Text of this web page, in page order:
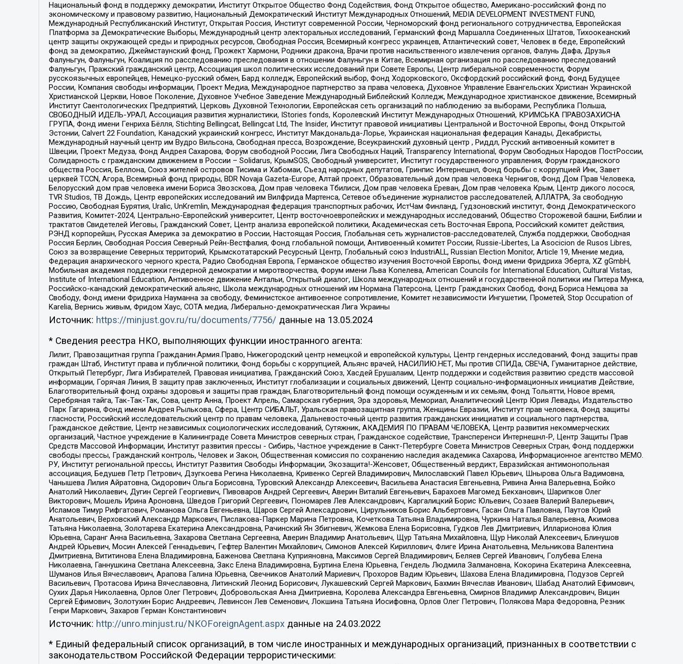
Национальный фонд в поддержку демократии, Институт Открытое Общество Фонд Содействия, Фонд Открытое общество, Американо-российский фонд по
экономическому и правовому развитию, Национальный Демократический Институт Международных Отношений, MEDIA DEVELOPMENT INVESTMENT FUND,
Международный Республиканский Институт, Открытая Россия, Институт современной России, Черноморский фонд регионального сотрудничества, Европейская
Платформа за Демократические Выборы, Международный центр электоральных исследований, Германский фонд Маршалла Соединенных Штатов, Тихоокеанский
центр защиты окружающей среды и природных ресурсов, Свободная Россия, Всемирный конгресс украинцев, Атлантический совет, Человек в беде, Европейский
фонд за демократию, Джеймстаунский фонд, Прожект Хармони, Родники дракона, Врачи против насильственного извлечения органов, Фалунь Дафа, Друзья
Фалуньгун, Фалуньгун, Коалиция по расследованию преследования в отношении Фалуньгун в Китае, Всемирная организация по расследованию преследований
Фалуньгун, Пражский гражданский центр, Ассоциация школ политических исследований при Совете Европы, Центр либеральной современности, Форум
русскоязычных европейцев, Немецко-русский обмен, Бард колледж, Европейский выбор, Фонд Ходорковского, Оксфордский российский фонд, Фонд Будущее
России, Компания свободы информации, Проект Медиа, Международное партнерство за права человека, Духовное Управление Евангельских Христиан Украинской
Христианской Церкви, Новое Поколение, Духовное Учебное Заведение Международный Библейский Колледж, Международное христианское движение, Всемирный
Институт Саентологических Предприятий, Церковь Духовной Технологии, Европейская сеть организаций по наблюдению за выборами, Республика Польша,
СВОБОДНЫЙ ИДЕЛЬ-УРАЛ, Ассоциация развития журналистики, IStories fonds, Королевский Институт Международных Отношений, КРИМСЬКА ПРАВОЗАХИСНА
ГРУПА, Фонд имени Генриха Бёлля, Stichting Bellingcat, Bellingcat Ltd, The Insider, Институт правовой инициативы Центральной и Восточной Европы, Фонд Открытой
Эстонии, Calvert 22 Foundation, Канадский украинский конгресс, Институт Макдональда-Лорье, Украинская национальная федерация Канады, Декабристы,
Международный научный центр им Вудро Вильсона, Свободная пресса, Возрождение, Всеукраинский духовный центр , Риддл, Русский антивоенный комитет в
Швеции, Проект Медуза, Фонд Андрея Сахарова, Форум свободной России, Лига Свободных Наций, Transparеncy International, Форум Свободных Народов ПостРоссии,
Солидарность с гражданским движением в России – Solidarus, КрымSOS, Свободный университет, Институт государственного управления, Форум гражданского
общества Россия, Беллона, Союз жителей островов Тисима и Хабомаи, Съезд народных депутатов, Гринпис Интернешнл, Фонд борьбы с коррупцией Инк, Завет
церквей TCCN, Агора, Всемирный фонд природы, BDR Novaja Gazeta-Europe, Алтай проект, Образовательный дом прав человека Чернигов, Фонд Дом Прав Человека,
Белорусский дом прав человека имени Бориса Звозскова, Дом прав человека Тбилиси, Дом прав человека Ереван, Дом прав человека Крым, Центр дикого лосося,
TVR Studios, ТВ Дождь, Центр европейских исследований им Вилфрида Мартенса, Сетевое объединение журналистов расследователей, АЛЛАТРА, За свободную
Россию, Свободная Бурятия, Uralic, UnKremlin, Международная федерация транспортных рабочих, ИстЧам Финланд, Гудзоновский институт, Фонд Демократического
Развития, Комитет-2024, Центрально-Европейский университет, Центр восточноевропейских и международных исследований, Общество Сторожевой башни, Библии и
трактатов Свидетелей Иеговы, Гражданский Совет, Центр анализа европейской политики, Академическая сеть Восточная Европа, Российский комитет действия,
РЭНД корпорейшн, Русская Америка за демократию в России, Настоящая Россия, Глобальная сеть журналистов-расследователей, Служба поддержки, Свободная
Россия Берлин, Свободная Россия Северный Рейн-Вестфалия, Фонд глобальной помощи, Антивоенный комитет России, Russie-Libertes, La Asocicion de Rusos Libres,
Союз за возвращение Северных территорий, Крымскотатарский Ресурсный Центр, Глобальный союз IndustriALL, Russian Election Monitor, Article 19, Мнение медиа,
Федерация анархического черного креста, Радио Свободная Европа, Германское общество изучения Восточной Европы, Фонд имени Фридриха Эберта, XZ gGmbH,
Мобильная академия поддержки гендерной демократии и миротворчества, Форум имени Льва Копелева, American Councils for International Education, Cultural Vistas,
Institute of International Education, Антивоенное движение Антальи, Открытый диалог, Школа международных отношений и государственной политики им Питера Мунка,
Российско-канадский демократический альянс, Школа международных отношений им Нормана Патерсона, Центр Гражданских Свобод, Фонд Бориса Немцова за
Свободу, Фонд имени Фридриха Науманна за свободу, Феминистское антивоенное сопротивление, Комитет независимости Ингушетии, Прометей, Stop Occupation of
Karelia, Вернись живым, Фридом Хаус, СОТА медиа, Либерально-демократическая Лига Украины
Источник: https://minjust.gov.ru/ru/documents/7756/ данные на 13.05.2024
* Сведения реестра НКО, выполняющих функции иностранного агента:
Лилит, Правозащитная группа Гражданин.Армия.Право, Нижегородский центр немецкой и европейской культуры, Центр гендерных исследований, Фонд защиты прав
граждан Штаб, Институт права и публичной политики, Фонд борьбы с коррупцией, Альянс врачей, НАСИЛИЮ.НЕТ, Мы против СПИДа, СВЕЧА, Гуманитарное действие,
Открытый Петербург, Лига Избирателей, Правовая инициатива, Гражданский Союз, Хасдей Ерушалаим, Центр поддержки и содействия развитию средств массовой
информации, Горячая Линия, В защиту прав заключенных, Институт глобализации и социальных движений, Центр социально-информационных инициатив Действие,
Благотворительный фонд охраны здоровья и защиты прав граждан, Благотворительный фонд помощи осужденным и их семьям, Фонд Тольятти, Новое время,
Серебряная тайга, Так-Так-Так, Сова, центр Анна, Проект Апрель, Самарская губерния, Эра здоровья, Мемориал, Аналитический Центр Юрия Левады, Издательство
Парк Гагарина, Фонд имени Андрея Рылькова, Сфера, Центр СИБАЛЬТ, Уральская правозащитная группа, Женщины Евразии, Институт прав человека, Фонд защиты
гласности, Российский исследовательский центр по правам человека, Дальневосточный центр развития гражданских инициатив и социального партнерства,
Гражданское действие, Центр независимых социологических исследований, Сутяжник, АКАДЕМИЯ ПО ПРАВАМ ЧЕЛОВЕКА, Центр развития некоммерческих
организаций, Частное учреждение в Калининграде Совета Министров северных стран, Гражданское содействие, Трансперенси Интернешнл-Р, Центр Защиты Прав
Средств Массовой Информации, Институт развития прессы - Сибирь, Частное учреждение в Санкт-Петербурге Совета Министров Северных Стран, Фонд поддержки
свободы прессы, Гражданский контроль, Человек и Закон, Общественная комиссия по сохранению наследия академика Сахарова, Информационное агентство МЕМО.
РУ, Институт региональной прессы, Институт Развития Свободы Информации, Экозащита!-Женсовет, Общественный вердикт, Евразийская антимонопольная
ассоциация, Бедушев Петр Петрович, Дзугкоева Регина Николаевна, Кривенко Сергей Владимирович, Милославский Павел Юрьевич, Шнырова Ольга Вадимовна,
Чанышева Лилия Айратовна, Сидорович Ольга Борисовна, Туровский Александр Алексеевич, Васильева Анастасия Евгеньевна, Ривина Анна Валерьевна, Бойко
Анатолий Николаевич, Дугин Сергей Георгиевич, Пивоваров Андрей Сергеевич, Аверин Виталий Евгеньевич, Барахоев Магомед Бекханович, Шарипков Олег
Викторович, Мошель Ирина Ароновна, Шведов Григорий Сергеевич, Пономарев Лев Александрович, Каргалицкий Борис Юльевич, Созаев Валерий Валерьевич,
Исламов Тимур Рифгатович, Романова Ольга Евгеньевна, Щаров Сергей Алексадрович, Цирульников Борис Альбертович, Гасан Ольга Павловна, Паутов Юрий
Анатольевич, Верховский Александр Маркович, Пислакова-Паркер Марина Петровна, Кочеткова Татьяна Владимировна, Чуркина Наталья Валерьевна, Акимова
Татьяна Николаевна, Золотарева Екатерина Александровна, Рачинский Ян Збигневич, Жемкова Елена Борисовна, Гудков Лев Дмитриевич, Илларионова Юлия
Юрьевна, Саранг Анна Васильевна, Захарова Светлана Сергеевна, Аверин Владимир Анатольевич, Щур Татьяна Михайловна, Щур Николай Алексеевич, Блинушов
Андрей Юрьевич, Мосин Алексей Геннадьевич, Гефтер Валентин Михайлович, Симонов Алексей Кириллович, Флиге Ирина Анатольевна, Мельникова Валентина
Дмитриевна, Вититинова Елена Владимировна, Баженова Светлана Куприяновна, Максимов Сергей Владимирович, Беляев Сергей Иванович, Голубева Елена
Николаевна, Ганнушкина Светлана Алексеевна, Закс Елена Владимировна, Буртина Елена Юрьевна, Гендель Людмила Залмановна, Кокорина Екатерина Алексеевна,
Шуманов Илья Вячеславович, Арапова Галина Юрьевна, Свечников Анатолий Мариевич, Прохоров Вадим Юрьевич, Шахова Елена Владимировна, Подузов Сергей
Васильевич, Протасова Ирина Вячеславовна, Литинский Леонид Борисович, Лукашевский Сергей Маркович, Бахмин Вячеслав Иванович, Шабад Анатолий Ефимович,
Сухих Дарья Николаевна, Орлов Олег Петрович, Добровольская Анна Дмитриевна, Королева Александра Евгеньевна, Смирнов Владимир Александрович, Вицин
Сергей Ефимович, Золотухин Борис Андреевич, Левинсон Лев Семенович, Локшина Татьяна Иосифовна, Орлов Олег Петрович, Полякова Мара Федоровна, Резник
Генри Маркович, Захаров Герман Константинович
Источник: http://unro.minjust.ru/NKOForeignAgent.aspxданные на 24.03.2022
* Единый федеральный список организаций, в том числе иностранных и международных организаций, признанных в соответствии с
законодательством Российской Федерации террористическими: